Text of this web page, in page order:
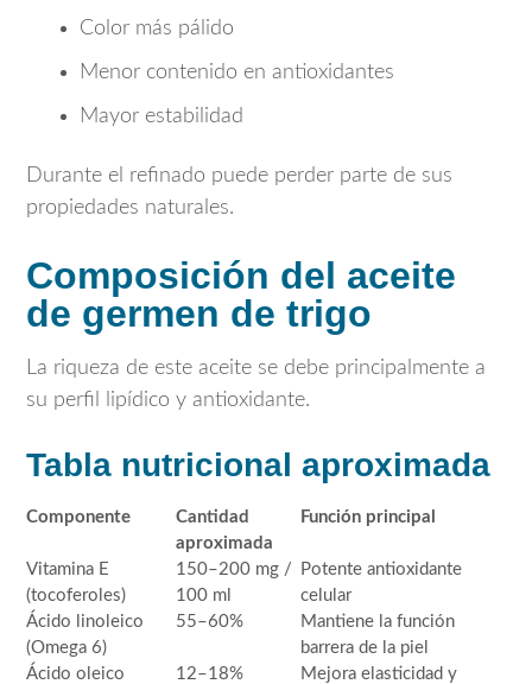
Color más pálido
Menor contenido en antioxidantes
Mayor estabilidad
Durante el refinado puede perder parte de sus
propiedades naturales.
Composición del aceite
de germen de trigo
La riqueza de este aceite se debe principalmente a
su perfil lipídico y antioxidante.
Tabla nutricional aproximada
Componente
Cantidad
aproximada
Función principal
Vitamina E
(tocoferoles)
150–200 mg /
100 ml
Potente antioxidante
celular
Ácido linoleico
(Omega 6)
55–60%
Mantiene la función
barrera de la piel
Ácido oleico
12–18%
Mejora elasticidad y